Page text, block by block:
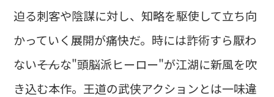
迫る刺客や陰謀に対し、知略を駆使して立ち向
かっていく展開が痛快だ。時には詐術すら厭わ
ない――そんな"頭脳派ヒーロー"が江湖に新風を吹
き込む本作。王道の武侠アクションとは一味違